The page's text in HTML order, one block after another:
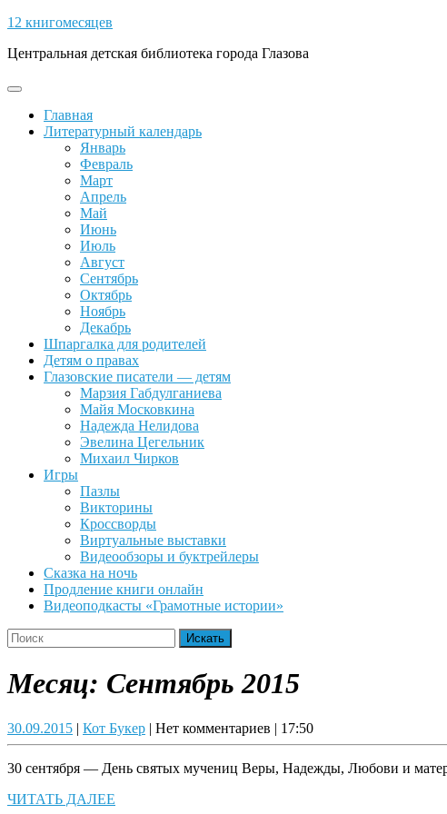
Skip
content
12 книгомесяцев
Центральная детская библиотека города Глазова
Open
ButtonГлавная
Литературный календарь
Январь
Февраль
Март
Апрель
Май
Июнь
Июль
Август
Сентябрь
Октябрь
Ноябрь
Декабрь
Шпаргалка для родителей
Детям о правах
Глазовские писатели — детям
Марзия Габдулганиева
Майя Московкина
Надежда Нелидова
Эвелина Цегельник
Михаил Чирков
Игры
Пазлы
Викторины
Кроссворды
Виртуальные выставки
Видеообзоры и буктрейлеры
Сказка на ночь
Продление книги онлайн
Видеоподкасты «Грамотные истории»
Close
Button
Search
for:
Месяц: Сентябрь 2015
30.09.201530.09.2015
| Кот БукерКот
Букер
| Нет комментариев | 17:50
30 сентября — День святых мучениц Веры, Надежды, Любови и
ЧИТАТЬ ДАЛЕЕ